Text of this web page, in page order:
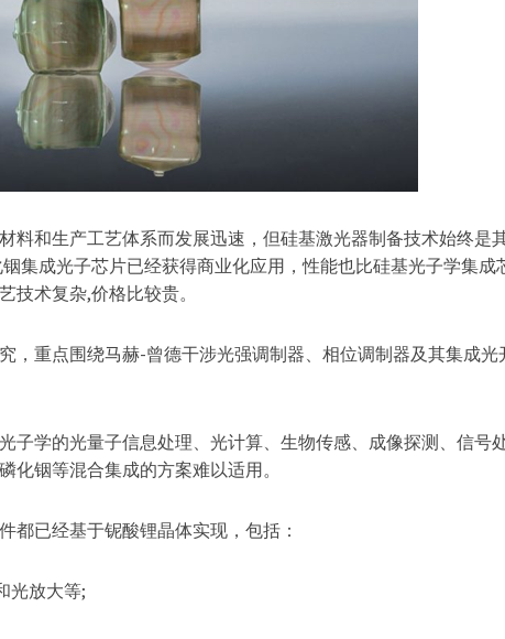
料和生产工艺体系而发展迅速，但硅基激光器制备技术始终是
集成光子芯片已经获得商业化应用，性能也比硅基光子学集成
技术复杂,价格比较贵。
，重点围绕马赫-曾德干涉光强调制器、相位调制器及其集成光
子学的光量子信息处理、光计算、生物传感、成像探测、信号
化铟等混合集成的方案难以适用。
都已经基于铌酸锂晶体实现，包括：
光放大等;